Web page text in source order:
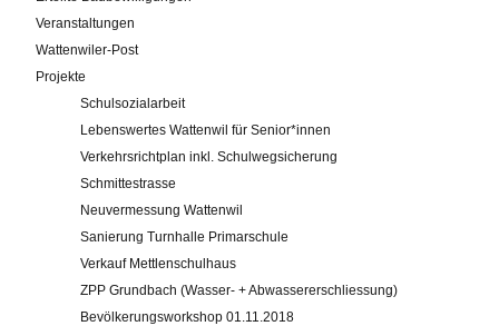
Verwaltung
Online-Service
Impressum
Veranstaltungen
Wattenwiler-Post
Projekte
Schulsozialarbeit
Lebenswertes Wattenwil für Senior*innen
Verkehrsrichtplan inkl. Schulwegsicherung
Schmittestrasse
Neuvermessung Wattenwil
Sanierung Turnhalle Primarschule
Verkauf Mettlenschulhaus
ZPP Grundbach (Wasser- + Abwassererschliessung)
Bevölkerungsworkshop 01.11.2018